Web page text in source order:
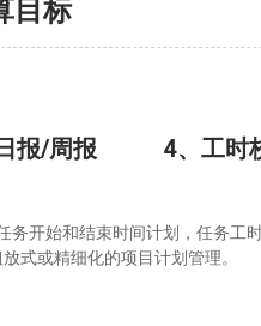
目标
报/周报 4、工时
开始和结束时间计划，任务工
式或精细化的项目计划管理。